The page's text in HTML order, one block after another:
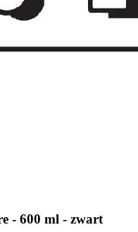
- 600 ml - zwart